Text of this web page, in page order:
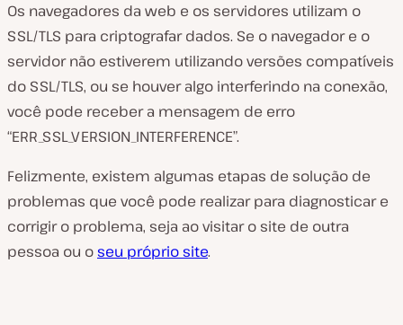
Os navegadores da web e os servidores utilizam o
SSL/TLS para criptografar dados. Se o navegador e o
servidor não estiverem utilizando versões compatíveis
do SSL/TLS, ou se houver algo interferindo na conexão,
você pode receber a mensagem de erro
“ERR_SSL_VERSION_INTERFERENCE”.
Felizmente, existem algumas etapas de solução de
problemas que você pode realizar para diagnosticar e
corrigir o problema, seja ao visitar o site de outra
pessoa ou oseu próprio site.